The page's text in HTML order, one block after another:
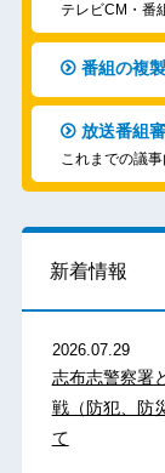
テレビCM・番
番組の複
放送番組
これまでの議
新着情報
2026.07.29
志布志警察署
戦（防犯、防
て